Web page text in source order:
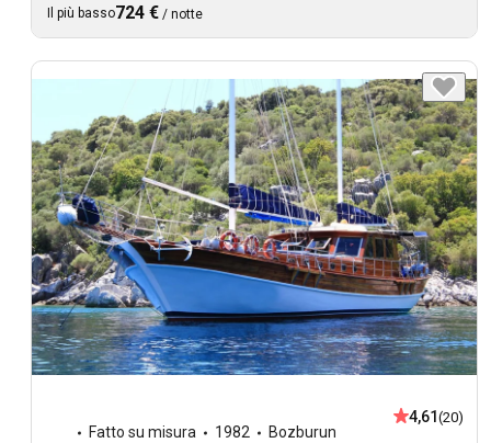
Il più basso724 € / notte
Fatto su misura 1982 Bozburun
4,61 (20)